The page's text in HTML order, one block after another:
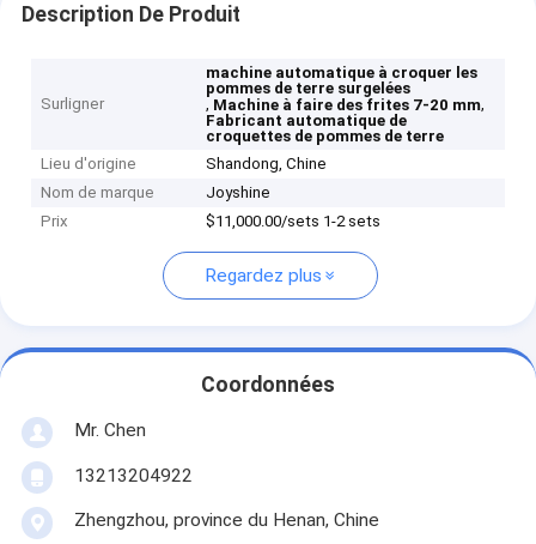
Description De Produit
Surligner
machine automatique à croquer les
pommes de terre surgelées
, Machine à faire des frites 7-20 mm,
Fabricant automatique de
croquettes de pommes de terre
Lieu d'origine
Shandong, Chine
Nom de marque
Joyshine
Prix
$11,000.00/sets 1-2 sets
Regardez plus
Coordonnées
Mr. Chen
13213204922
Zhengzhou, province du Henan, Chine